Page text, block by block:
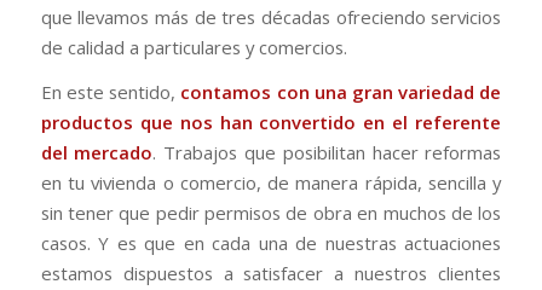
que llevamos más de tres décadas ofreciendo servicios
de calidad a particulares y comercios.
En este sentido, contamos con una gran variedad de
productos que nos han convertido en el referente
del mercado. Trabajos que posibilitan hacer reformas
en tu vivienda o comercio, de manera rápida, sencilla y
sin tener que pedir permisos de obra en muchos de los
casos. Y es que en cada una de nuestras actuaciones
estamos dispuestos a satisfacer a nuestros clientes